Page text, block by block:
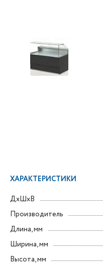
ХАРАКТЕРИСТИКИ
ДxШxВ
Производитель
Длина, мм
Ширина, мм
Высота, мм